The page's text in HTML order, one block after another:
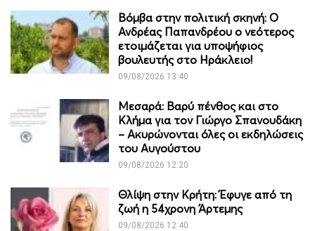
Βόμβα στην πολιτική σκηνή: Ο
Ανδρέας Παπανδρέου ο νεότερος
ετοιμάζεται για υποψήφιος
βουλευτής στο Ηράκλειο!
09/08/2026 13:40
Μεσαρά: Βαρύ πένθος και στο
Κλήμα για τον Γιώργο Σπανουδάκη
– Ακυρώνονται όλες οι εκδηλώσεις
του Αυγούστου
09/08/2026 12:20
Θλίψη στην Κρήτη: Έφυγε από τη
ζωή η 54χρονη Άρτεμης
09/08/2026 12:40